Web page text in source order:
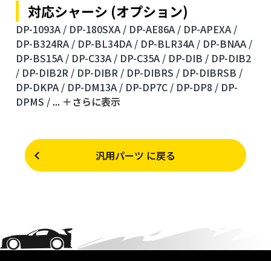
対応シャーシ (オプション)
DP-1093A / DP-180SXA / DP-AE86A / DP-APEXA /
DP-B324RA / DP-BL34DA / DP-BLR34A / DP-BNAA /
DP-BS15A / DP-C33A / DP-C35A / DP-DIB / DP-DIB2
/ DP-DIB2R / DP-DIBR / DP-DIBRS / DP-DIBRSB /
DP-DKPA / DP-DM13A / DP-DP7C / DP-DP8 / DP-
DPMS / ... ＋さらに表⽰
汎用パーツ に戻る